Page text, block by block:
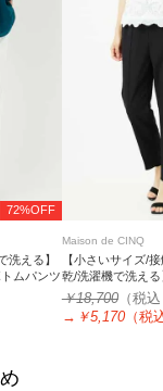
72%OFF
洗える】
ムパンツ
Maison de CINQ
【小さいサイズ/
乾/洗濯機で洗え
ースプルオンパン
￥18,700（税
→ ￥5,170（税